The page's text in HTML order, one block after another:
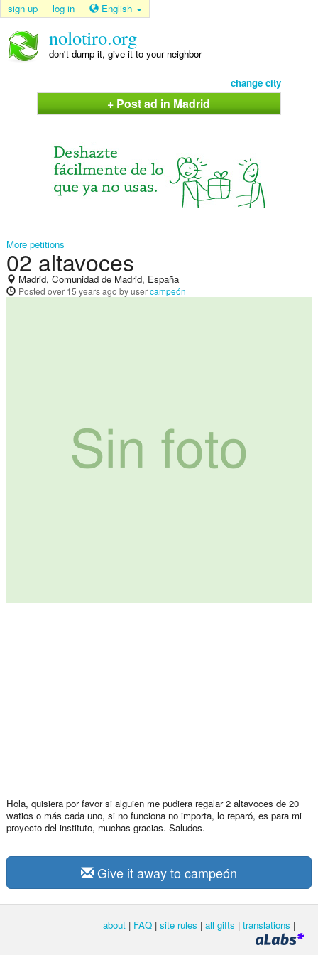
sign up log in English
nolotiro.org
don't dump it, give it to your neighbor
change city
+ Post ad in Madrid
More petitions
02 altavoces
Madrid, Comunidad de Madrid, España
Posted over 15 years ago by usercampeón
Hola, quisiera por favor si alguien me pudiera regalar 2 altavoces de 20
watios o más cada uno, si no funciona no importa, lo reparó, es para mi
proyecto del instituto, muchas gracias. Saludos.
Give it away to campeón
about | FAQ | site rules | all gifts | translations |